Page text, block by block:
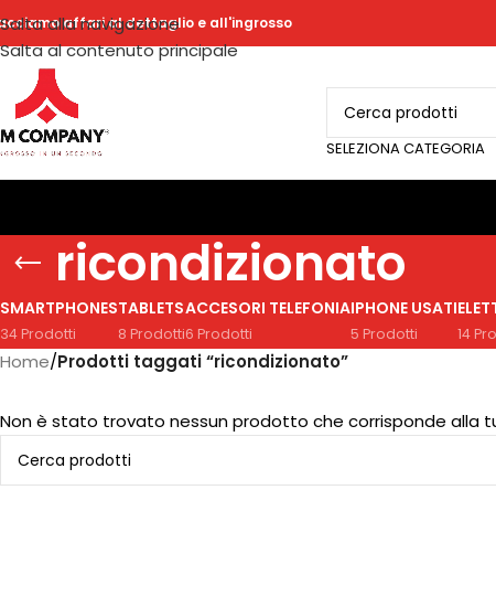
Salta alla navigazione
Salta al contenuto principale
affari al dettaglio e all'ingrosso
SELEZIONA CATEGORIA
ricondizionato
SMARTPHONES
34 Prodotti
TABLETS
8 Prodotti
ACCESORI TELEFONIA
6 Prodotti
IPHONE USATI
5 Prodotti 14
Home/Prodotti taggati “ricondizionato”
Non è stato trovato nessun prodotto che corrisponde alla